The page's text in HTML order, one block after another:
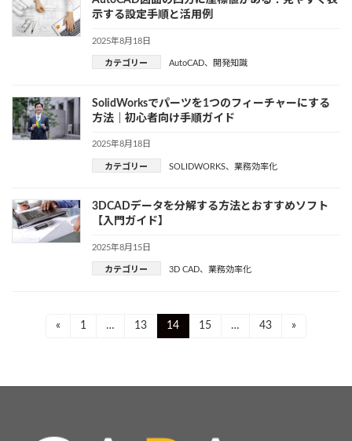
示する設定手順と活用例
2025年8月18日
カテゴリー AutoCAD、 開発知識
SolidWorksでパーツを1つのフィーチャーにする
方法｜初心者向け手順ガイド
2025年8月18日
カテゴリー SOLIDWORKS、 業務効率化
3DCADデータを分解する方法とおすすめソフト
【入門ガイド】
2025年8月15日
カテゴリー 3D CAD、 業務効率化
« Page
1 … Page
13 Page
14 Page
15 … Page
43 »